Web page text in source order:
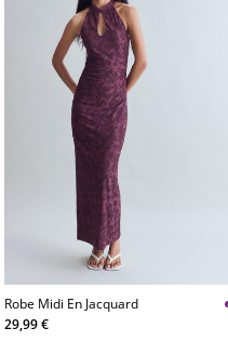
Robe Midi En Jacquard
29,99 €